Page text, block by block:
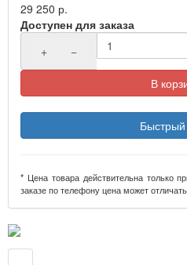
29 250 р.
Доступен для заказа
+
−
В
Быстрый
* Цена товара действительна только
заказе по телефону цена может